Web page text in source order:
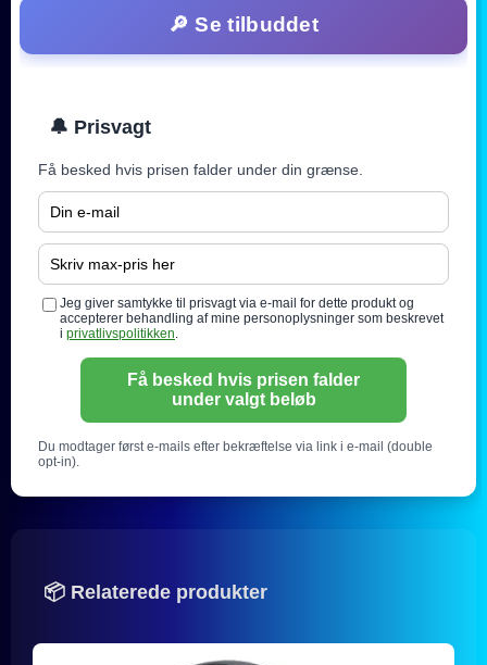
🔎 Se tilbuddet
🔔 Prisvagt
Få besked hvis prisen falder under din grænse.
Jeg giver samtykke til prisvagt via e-mail for dette produkt og
accepterer behandling af mine personoplysninger som beskrevet
i privatlivspolitikken.
Få besked hvis prisen falder
under valgt beløb
Du modtager først e-mails efter bekræftelse via link i e-mail (double
opt-in).
📦 Relaterede produkter